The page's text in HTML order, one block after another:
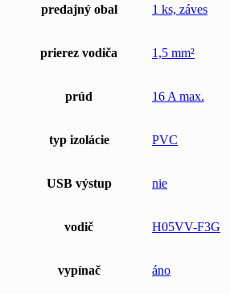
predajný obal 1 ks, záves
prierez vodiča 1,5 mm²
prúd 16 A max.
typ izolácie PVC
USB výstup nie
vodič H05VV-F3G
vypínač áno